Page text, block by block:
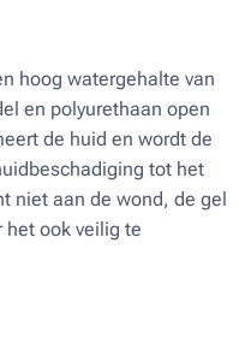
hoog watergehalte van
en polyurethaan open
de huid en wordt de
tot het
niet aan de wond, de gel
ook veilig te